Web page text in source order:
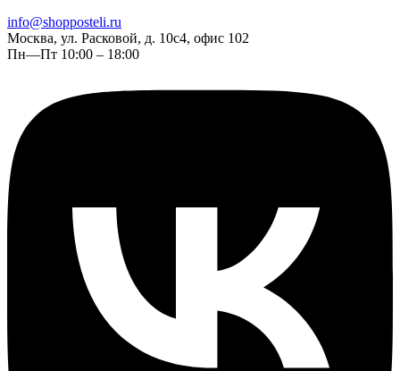
info@shopposteli.ru
Москва, ул. Расковой, д. 10с4, офис 102
Пн—Пт 10:00 – 18:00